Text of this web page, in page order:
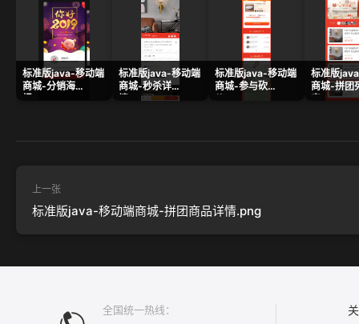
标准版java-移动端
商城-分销海
标准版java-移动端
商城-秒杀详
情.png
标准版java-移动端
商城-参与砍
价.png
标准版
商城-拼团
表.png
上一张
标准版java-移动端商城-拼团商品详情.png
全国统一热线：